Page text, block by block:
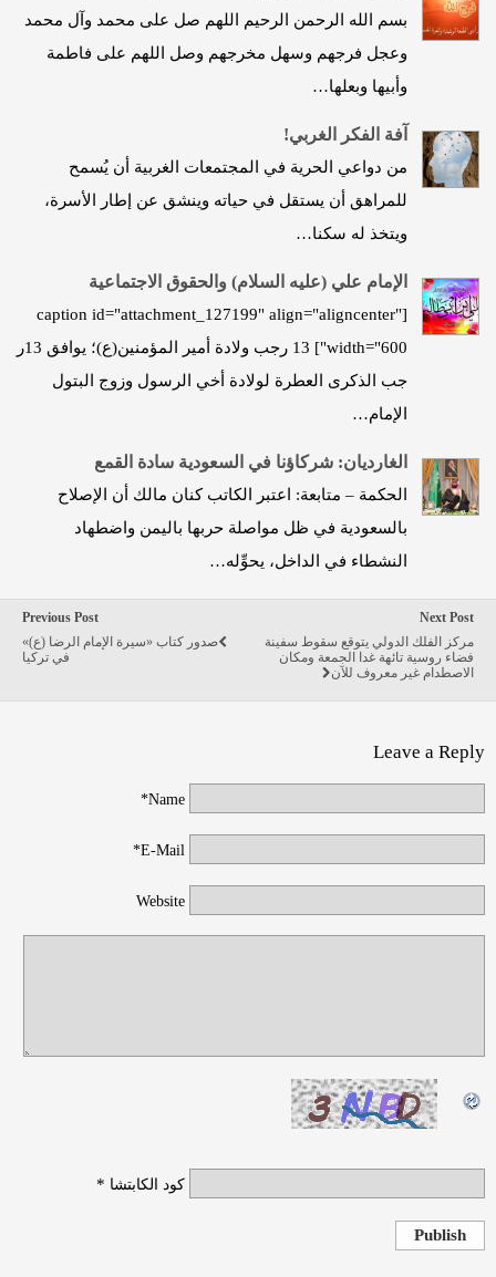
بسم الله الرحمن الرحيم اللهم صل على محمد وآل محمد
وعجل فرجهم وسهل مخرجهم وصل اللهم على فاطمة
وأبيها وبعلها…
آفة الفكر الغربي!
من دواعي الحرية في المجتمعات الغربية أن يُسمح
للمراهق أن يستقل في حياته وينشق عن إطار الأسرة،
ويتخذ له سكنا…
الإمام علي (عليه السلام) والحقوق الاجتماعية
[caption id="attachment_127199" align="aligncenter"
width="600"] 13 رجب ولادة أمير المؤمنين(ع)؛ يوافق 13ر
جب الذكرى العطرة لولادة أخي الرسول وزوج البتول
الإمام…
الغارديان: شركاؤنا في السعودية سادة القمع
الحكمة – متابعة: اعتبر الكاتب كنان مالك أن الإصلاح
بالسعودية في ظل مواصلة حربها باليمن واضطهاد
النشطاء في الداخل، يحوِّله…
Previous Post
صدور كتاب «سيرة الإمام الرضا (ع)»
في تركيا
Next Post
مركز الفلك الدولي يتوقع سقوط سفينة
فضاء روسية تائهة غدا الجمعة ومكان
الاصطدام غير معروف للآن
Leave a Reply
Name*
E-Mail*
Website
كود الكابتشا *
Publish